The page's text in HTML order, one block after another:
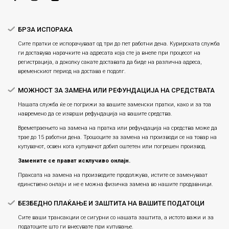
БРЗА ИСПОРАКА
Сите пратки се испорачуваат од три до пет работни дена. Курирската служба
ги доставува нарачките на адресата која сте ја внеле при процесот на
регистрација, а доколку сакате доставата да биде на различна адреса,
временскиот период на достава е подолг.
МОЖНОСТ ЗА ЗАМЕНА ИЛИ РЕФУНДАЦИЈА НА СРЕДСТВАТА
Нашата служба ќе се погрижи за вашите заменски пратки, како и за тоа
навремено да се изврши рефундација на вашите средства.
Времетраењето на замена на пратка или рефундацијa на средства може да
трае до 15 работни дена. Трошоците за замена на производи се на товар на
купувачот, освен кога купувачот добил оштетен или погрешен производ.
Замените се прават исклучиво онлајн.
Праксата на замена на производите продолжува, истите се заменуваат
единствено онлајн и не е можна физичка замена во нашите продавници.
БЕЗБЕДНО ПЛАЌАЊЕ И ЗАШТИТА НА ВАШИТЕ ПОДАТОЦИ
Сите ваши трансакции се сигурни со нашата заштита, а истото важи и за
податоците што ги внесувате при купување.